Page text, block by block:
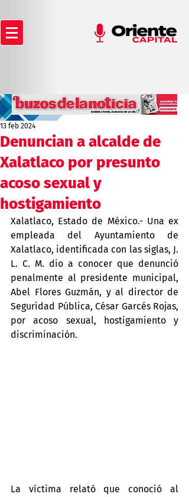
Denuncian a alcalde de
Xalatlaco por presunto
acoso sexual y
hostigamiento
13 feb 2024
Xalatlaco, Estado de México.- Una ex
empleada del Ayuntamiento de
Xalatlaco, identificada con las siglas, J.
L. C. M. dio a conocer que denunció
penalmente al presidente municipal,
Abel Flores Guzmán, y al director de
Seguridad Pública, César Garcés Rojas,
por acoso sexual, hostigamiento y
discriminación.
La víctima relató que conoció al